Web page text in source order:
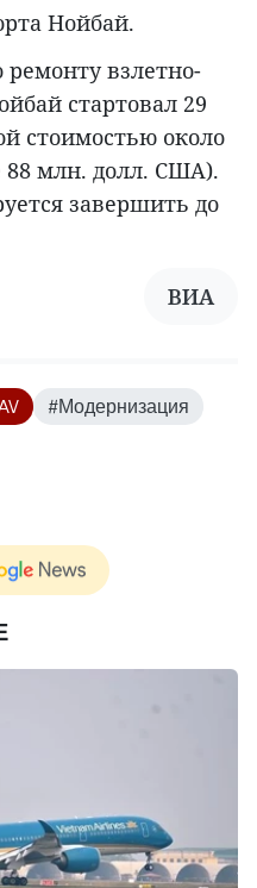
Нойбай.
взлетно-
стартовал 29
стоимостью около
88 млн. долл. США).
завершить до
ВИА
#Модернизация